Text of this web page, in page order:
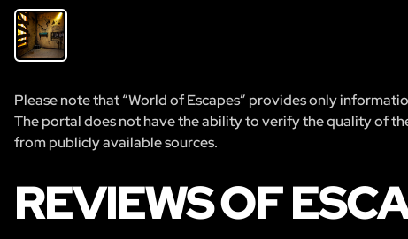
Please note that “World of Escapes” provides only
The portal does not have the ability to verify the quality of
from publicly available sources.
REVIEWS OF